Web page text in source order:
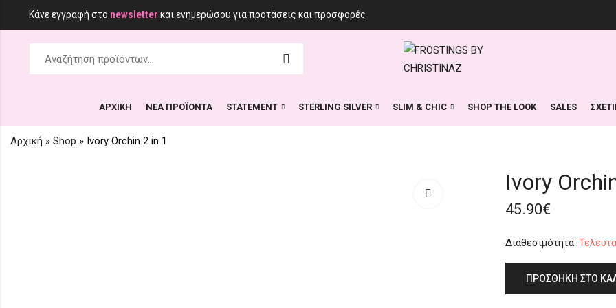
Κάνε εγγραφή στο newsletter και ενημερώσου για προτάσεις και προσφορές
ΑΡΧΙΚΗ ΝΕΑ ΠΡΟΪΟΝΤΑ STATEMENT STERLING SILVER SLIM & CHIC SHOP THE LOOK SALES
Αρχική » Shop » Ivory Orchin 2 in 1
Ivory
45.90€
Διαθεσιμότητα:
ΠΡΟΣΘΉΚΗ ΣΤΟ